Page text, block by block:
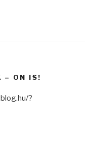
– ON IS!
?